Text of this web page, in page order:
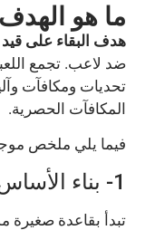
ما هو
هدف البقاء على قيد
ضد لاعب. تجمع
تحديات ومكافآت
المكافآت الحصرية.
فيما يلي ملخص
1- بناء الأساس وتوسيعه باستمرار
تبدأ بقاعدة صغيرة